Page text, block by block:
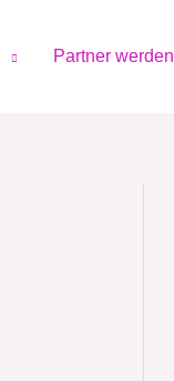
Partner werden